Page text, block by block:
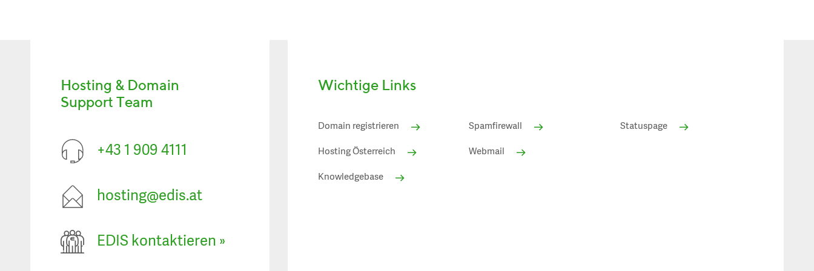
Hosting & Domain
Support Team
+43 1 909 4111
hosting@edis.at
EDIS kontaktieren »
Wichtige Links
Domain registrieren
Hosting Österreich
Knowledgebase
Spamfirewall
Webmail
Statuspage